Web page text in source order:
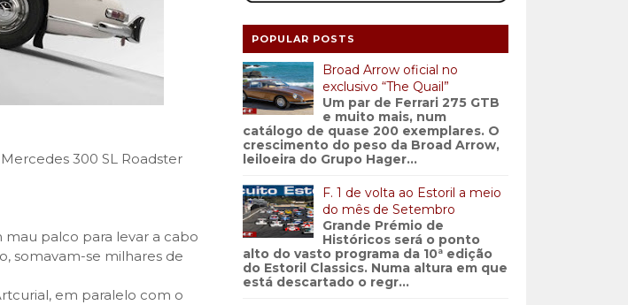
300 SL Roadster
mau palco para levar a cabo
somavam-se milhares de
em paralelo com o
POPULAR POSTS
Broad Arrow oficial no
exclusivo “The Quail”
Um par de Ferrari 275 GTB
e muito mais, num
catálogo de quase 200 exemplares. O
crescimento do peso da Broad Arrow,
leiloeira do Grupo Hager...
F. 1 de volta ao Estoril a meio
do mês de Setembro
Grande Prémio de
Históricos será o ponto
alto do vasto programa da 10ª edição
do Estoril Classics. Numa altura em que
está descartado o regr...